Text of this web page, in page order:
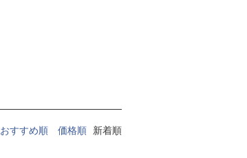
おすすめ順 価格順 新着順